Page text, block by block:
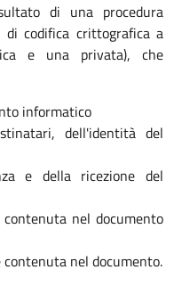
di una procedura
codifica crittografica a
e una privata), che
informatico
dell'identità del
e della ricezione del
nel documento
nel documento.